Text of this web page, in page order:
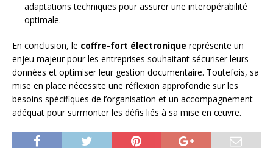
adaptations techniques pour assurer une interopérabilité
optimale.
En conclusion, le coffre-fort électronique représente un
enjeu majeur pour les entreprises souhaitant sécuriser leurs
données et optimiser leur gestion documentaire. Toutefois, sa
mise en place nécessite une réflexion approfondie sur les
besoins spécifiques de l’organisation et un accompagnement
adéquat pour surmonter les défis liés à sa mise en œuvre.